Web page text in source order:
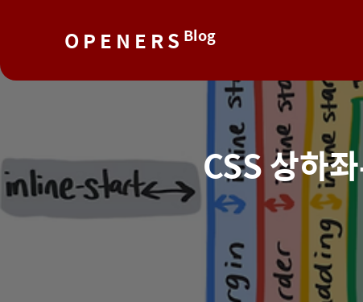
O P E N E R S Blog
CSS 상하